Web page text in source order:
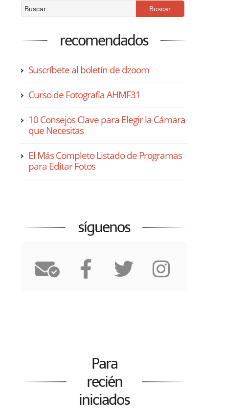
recomendados
Suscríbete al boletín de dzoom
Curso de Fotografía AHMF31
10 Consejos Clave para Elegir la Cámara
que Necesitas
El Más Completo Listado de Programas
para Editar Fotos
síguenos
Para
recién
iniciados